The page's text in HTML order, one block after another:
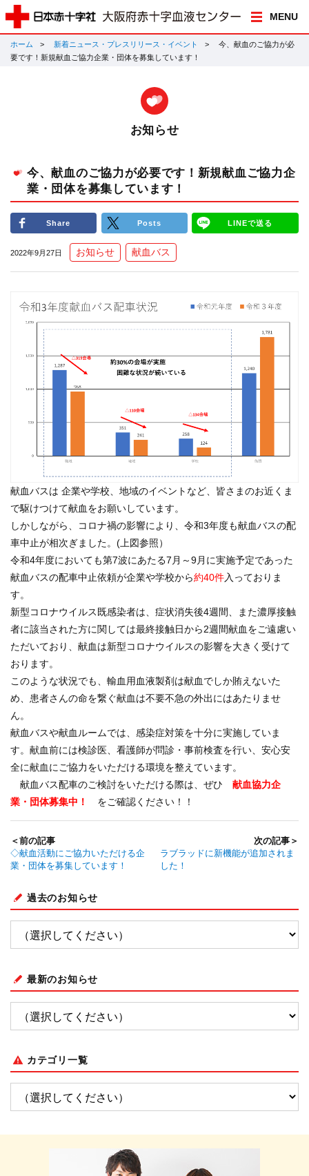
MENU
ホーム 新着ニュース・プレスリリース・イベント
今、献血のご協力が必
要です！新規献血ご協力企業・団体を募集しています！
お知らせ
今、献血のご協力が必要です！新規献血ご協力企
業・団体を募集しています！
Share Posts LINEで送る
2022年9月27日 お知らせ 献血バス
献血バスは 企業や学校、地域のイベントなど、皆さまのお近くま
で駆けつけて献血をお願いしています。
しかしながら、コロナ禍の影響により、令和3年度も献血バスの配
車中止が相次ぎました。(上図参照）
令和4年度においても第7波にあたる7月～9月に実施予定であった
献血バスの配車中止依頼が企業や学校から約40件入っておりま
す。
新型コロナウイルス既感染者は、症状消失後4週間、また濃厚接触
者に該当された方に関しては最終接触日から2週間献血をご遠慮い
ただいており、献血は新型コロナウイルスの影響を大きく受けて
おります。
このような状況でも、輸血用血液製剤は献血でしか賄えないた
め、患者さんの命を繋ぐ献血は不要不急の外出にはあたりませ
ん。
献血バスや献血ルームでは、感染症対策を十分に実施していま
す。献血前には検診医、看護師が問診・事前検査を行い、安心安
全に献血にご協力をいただける環境を整えています。
献血バス配車のご検討をいただける際は、ぜひ 献血協力企
業・団体募集中！
をご確認ください！！
＜前の記事
◇献血活動にご協力いただける企
業・団体を募集しています！
次の記事＞
ラブラッドに新機能が追加されま
した！
過去のお知らせ
最新のお知らせ
カテゴリ一覧